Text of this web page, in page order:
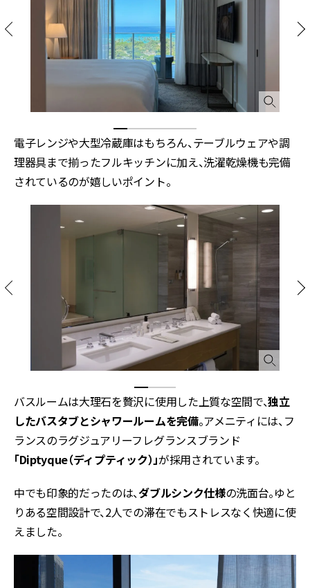
電子レンジや大型冷蔵庫はもちろん、テーブルウェアや調
理器具まで揃ったフルキッチンに加え、洗濯乾燥機も完備
されているのが嬉しいポイント。
バスルームは大理石を贅沢に使用した上質な空間で、独立
したバスタブとシャワールームを完備。アメニティには、フ
ランスのラグジュアリーフレグランスブランド
「Diptyque（ディプティック）」が採用されています。
中でも印象的だったのは、ダブルシンク仕様の洗面台。ゆと
りある空間設計で、2人での滞在でもストレスなく快適に使
えました。